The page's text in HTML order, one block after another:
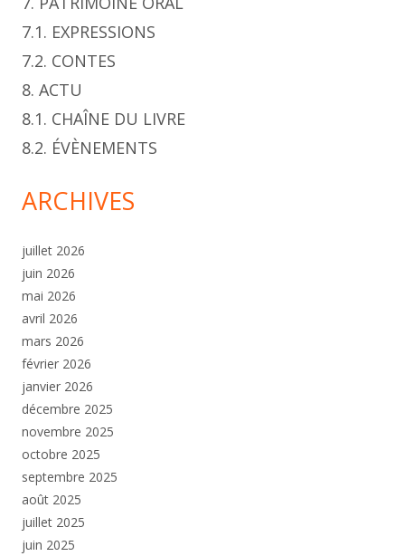
7.1. EXPRESSIONS
7.2. CONTES
8. ACTU
8.1. CHAÎNE DU LIVRE
8.2. ÉVÈNEMENTS
ARCHIVES
juillet 2026
juin 2026
mai 2026
avril 2026
mars 2026
février 2026
janvier 2026
décembre 2025
novembre 2025
octobre 2025
septembre 2025
août 2025
juillet 2025
juin 2025